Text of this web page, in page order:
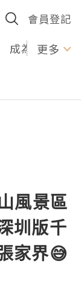
會員登記
成為U更多
風景區
圳版千
家界😅